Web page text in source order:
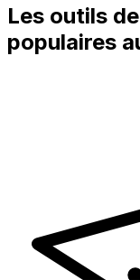
Les outils
populaires